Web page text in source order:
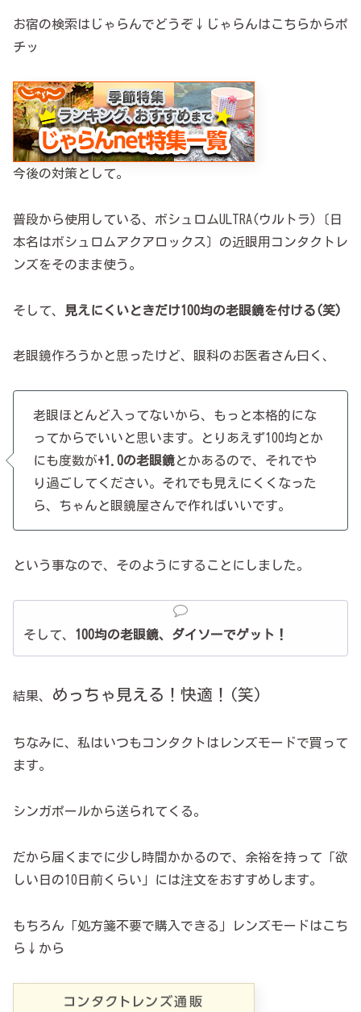
お宿の検索はじゃらんでどうぞ↓じゃらんはこちらからポ
チッ
今後の対策として。
普段から使用している、ボシュロムULTRA(ウルトラ)〔日
本名はボシュロムアクアロックス〕の近眼用コンタクトレ
ンズをそのまま使う。
そして、 見えにくいときだけ100均の老眼鏡を付ける(笑)
老眼鏡作ろうかと思ったけど、眼科のお医者さん曰く、
老眼ほとんど入ってないから、もっと本格的にな
ってからでいいと思います。とりあえず100均とか
にも度数が+1.0の老眼鏡とかあるので、それでや
り過ごしてください。それでも見えにくくなった
ら、ちゃんと眼鏡屋さんで作ればいいです。
という事なので、そのようにすることにしました。
そして、 100均の老眼鏡、ダイソーでゲット！
結果、 めっちゃ見える！快適！(笑)
ちなみに、私はいつもコンタクトはレンズモードで買って
ます。
シンガポールから送られてくる。
だから届くまでに少し時間かかるので、余裕を持って「欲
しい日の10日前くらい」には注文をおすすめします。
もちろん「処方箋不要で購入できる」レンズモードはこち
ら↓から